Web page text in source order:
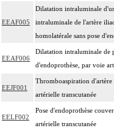
EEAF005
Dilatation intraluminale
intraluminale de l'artère
homolatérale sans pose
EEAF006
Dilatation intraluminale de
d'endoprothèse, par voie
EEJF001
Thromboaspiration
artérielle transcutanée
EELF002
Pose d'endoprothèse
artérielle transcutanée